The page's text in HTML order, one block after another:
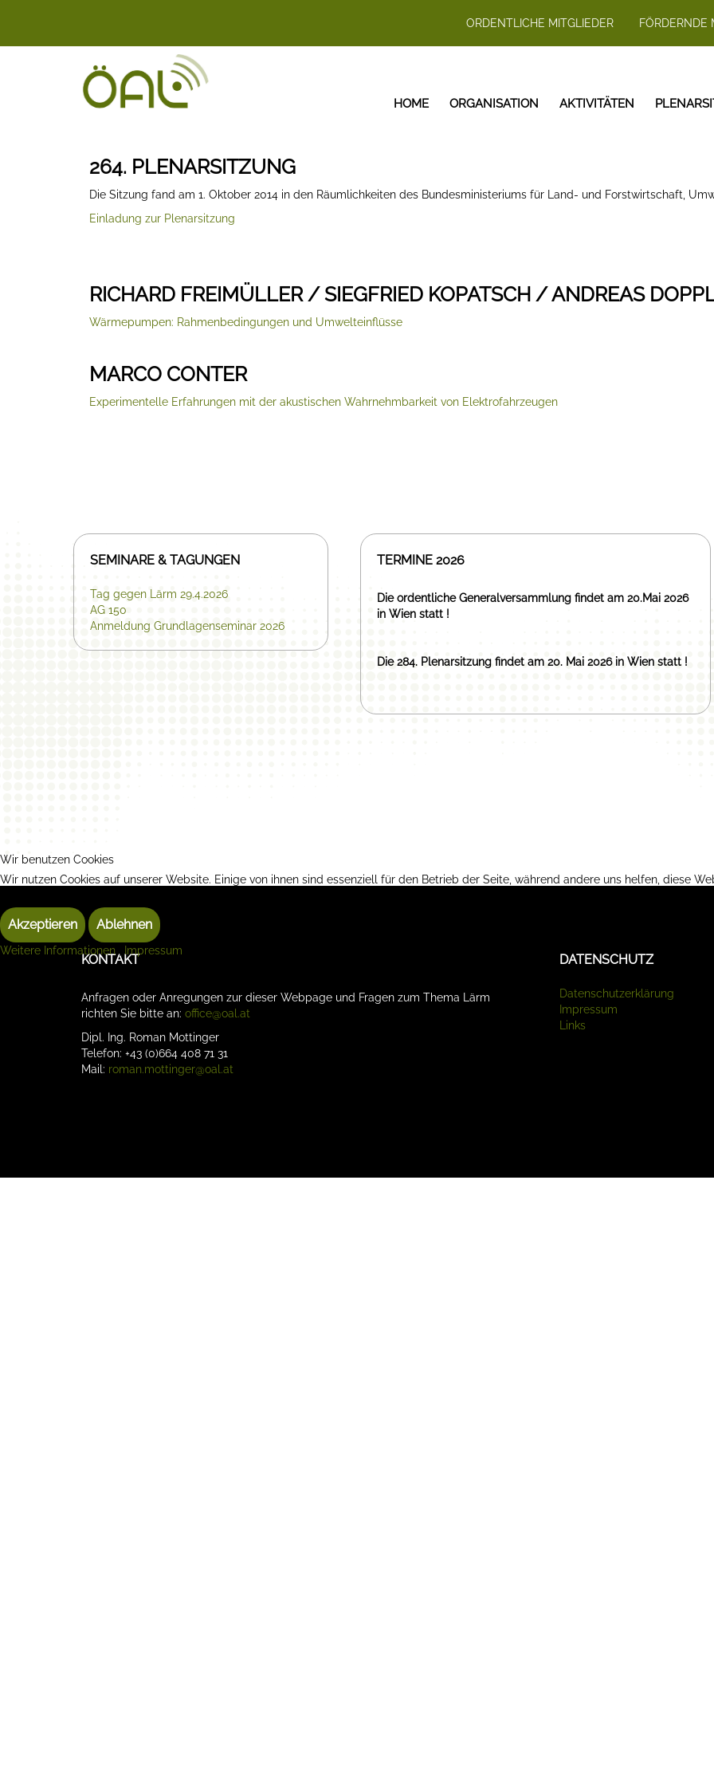
ORDENTLICHE MITGLIEDER FÖRDERNDE
HOME ORGANISATION AKTIVITÄTEN
264. PLENARSITZUNG
Die Sitzung fand am 1. Oktober 2014 in den Räumlichkeiten des Bundesministeriums für Land- und Forstwirtschaft,
Einladung zur Plenarsitzung
RICHARD FREIMÜLLER / SIEGFRIED KOPATSCH / ANDREAS
Wärmepumpen: Rahmenbedingungen und Umwelteinflüsse
MARCO CONTER
Experimentelle Erfahrungen mit der akustischen Wahrnehmbarkeit von Elektrofahrzeugen
SEMINARE & TAGUNGEN
Tag gegen Lärm 29.4.2026
AG 150
Anmeldung Grundlagenseminar 2026
TERMINE 2026
Die ordentliche Generalversammlung findet am 20.Mai 2026
in Wien statt !
Die 284. Plenarsitzung findet am 20. Mai 2026 in Wien statt !
KONTAKT
Anfragen oder Anregungen zur dieser Webpage und Fragen zum Thema Lärm
richten Sie bitte an: office@oal.at
Dipl. Ing. Roman Mottinger
Telefon: +43 (0)664 408 71 31
Mail: roman.mottinger@oal.at
DATENSCHUTZ
Datenschutzerklärung
Impressum
Links
Wir benutzen Cookies
Wir nutzen Cookies auf unserer Website. Einige von ihnen sind essenziell für den Betrieb der Seite, während andere uns helfen, diese
Akzeptieren Ablehnen
Weitere Informationen Impressum